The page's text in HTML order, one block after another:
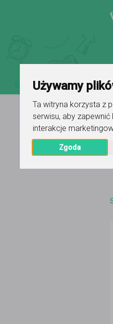
Używamy
Ta witryna korzysta z
serwisu, aby zapewnić
interakcje
Zgoda